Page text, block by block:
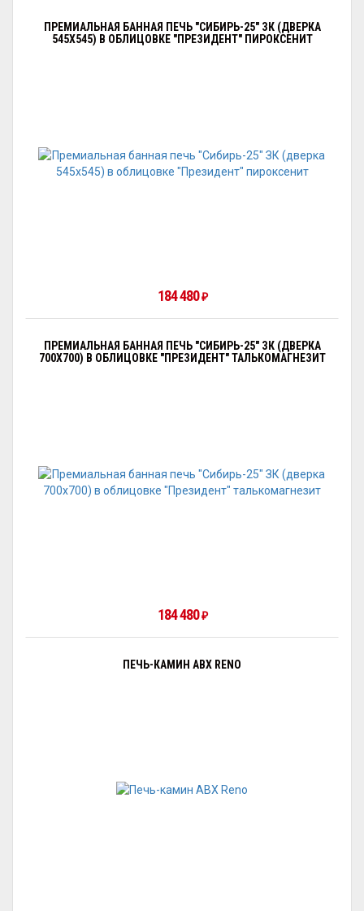
ПРЕМИАЛЬНАЯ БАННАЯ ПЕЧЬ "СИБИРЬ-25" ЗК (ДВЕРКА
545Х545) В ОБЛИЦОВКЕ "ПРЕЗИДЕНТ" ПИРОКСЕНИТ
184 480₽
ПРЕМИАЛЬНАЯ БАННАЯ ПЕЧЬ "СИБИРЬ-25" ЗК (ДВЕРКА
700Х700) В ОБЛИЦОВКЕ "ПРЕЗИДЕНТ" ТАЛЬКОМАГНЕЗИТ
184 480₽
ПЕЧЬ-КАМИН ABX RENO